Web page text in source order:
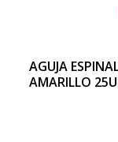
AGUJA
AMARILLO